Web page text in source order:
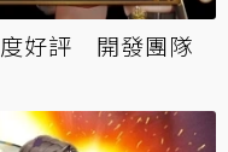
度好評 開發團隊